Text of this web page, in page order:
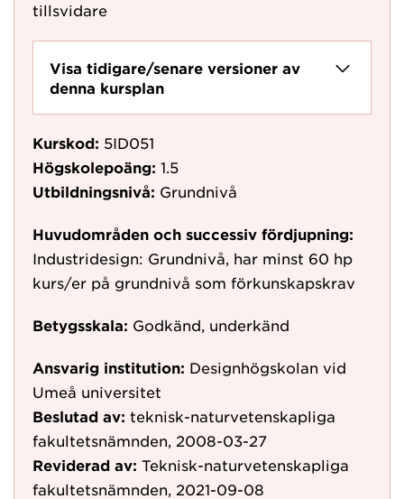
tillsvidare
Visa tidigare/senare versioner av
denna kursplan
Kurskod: 5ID051
Högskolepoäng: 1.5
Utbildningsnivå: Grundnivå
Huvudområden och successiv fördjupning:
Industridesign: Grundnivå, har minst 60 hp
kurs/er på grundnivå som förkunskapskrav
Betygsskala: Godkänd, underkänd
Ansvarig institution: Designhögskolan vid
Umeå universitet
Beslutad av: teknisk-naturvetenskapliga
fakultetsnämnden, 2008-03-27
Reviderad av: Teknisk-naturvetenskapliga
fakultetsnämnden, 2021-09-08